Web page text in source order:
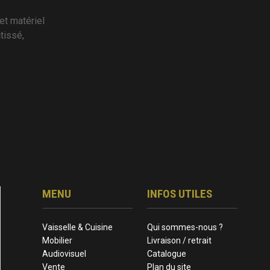
matériel
MENU
Vaisselle & Cuisine
Mobilier
Audiovisuel
Vente
INFOS UTILES
Qui sommes-nous ?
Livraison / retrait
Catalogue
Plan du site